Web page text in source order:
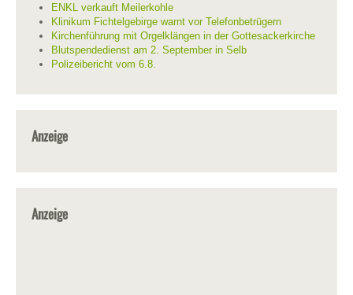
ENKL verkauft Meilerkohle
Klinikum Fichtelgebirge warnt vor Telefonbetrügern
Kirchenführung mit Orgelklängen in der Gottesackerkirche
Blutspendedienst am 2. September in Selb
Polizeibericht vom 6.8.
Anzeige
Anzeige